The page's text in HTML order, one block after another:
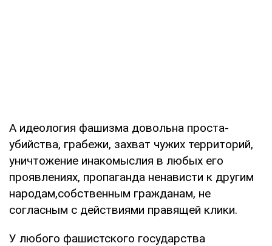
А идеология фашизма довольна проста-
убийства, грабежи, захват чужих территорий,
уничтожение инакомыслия в любых его
проявлениях, пропаганда ненависти к другим
народам,собственным гражданам, не
согласным с действиями правящей клики.
У любого фашистского государства